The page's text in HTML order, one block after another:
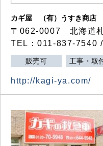
カギ屋 （有）うすき商店
〒062-0007 北海道
TEL：011-837-7540
販売可 工事・取
http://kagi-ya.com/